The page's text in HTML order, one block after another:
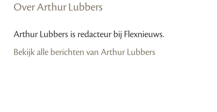
Over Arthur Lubbers
Arthur Lubbers is redacteur bij Flexnieuws.
Bekijk alle berichten van Arthur Lubbers